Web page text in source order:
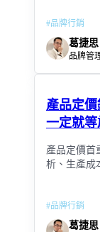
#品牌行銷
葛捷思
品牌管
產品定
一定就等
產品定價首
析、生產成
#品牌行銷
葛捷思